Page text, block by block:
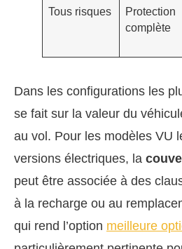
Tous risques
Protection
complète
Dans les configurations les
se fait sur la valeur du
au vol. Pour les modèles VU
versions électriques, la
peut être associée à des
à la recharge ou au
qui rend l’option meilleure